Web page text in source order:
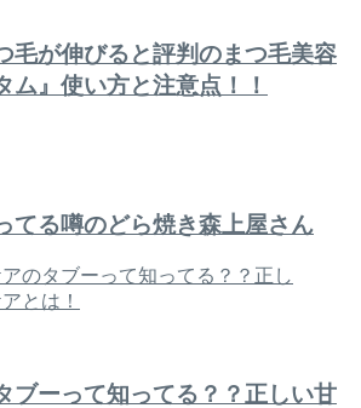
毛が伸びると評判のまつ毛美容
ム』使い方と注意点！！
てる噂のどら焼き森上屋さん
ブーって知ってる？？正しい甘